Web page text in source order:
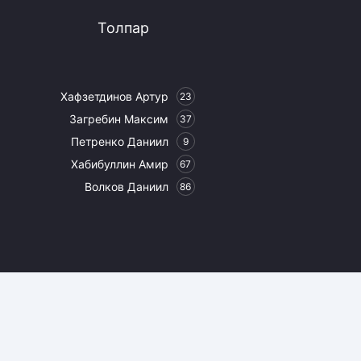
Толпар
Хафзетдинов Артур 23
Загребин Максим 37
Петренко Даниил 9
Хабибуллин Амир 67
Волков Даниил 86